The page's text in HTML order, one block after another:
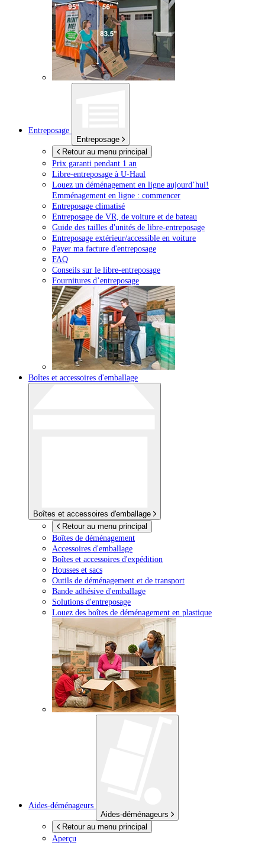
Entreposage
Entreposage
Retour au menu principal
Prix garanti pendant 1 an
Libre-entreposage à U-Haul
Louez un déménagement en ligne aujourd’hui!
Emménagement en ligne : commencer
Entreposage climatisé
Entreposage de VR, de voiture et de bateau
Guide des tailles d'unités de libre-entreposage
Entreposage extérieur/accessible en voiture
Payer ma facture d'entreposage
FAQ
Conseils sur le libre-entreposage
Fournitures d’entreposage
Boîtes et accessoires d'emballage
Boîtes et accessoires d'emballage
Retour au menu principal
Boîtes de déménagement
Accessoires d'emballage
Boîtes et accessoires d'expédition
Housses et sacs
Outils de déménagement et de transport
Bande adhésive d'emballage
Solutions d'entreposage
Louez des boîtes de déménagement en plastique
Aides-déménageurs
Aides-déménageurs
Retour au menu principal
Aperçu